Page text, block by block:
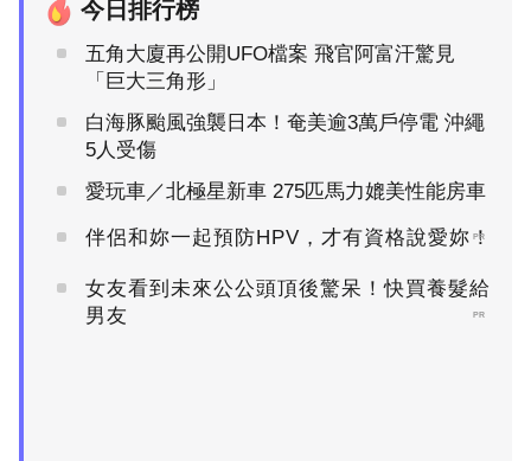
今日排行榜
五角大廈再公開UFO檔案 飛官阿富汗驚見
「巨大三角形」
白海豚颱風強襲日本！奄美逾3萬戶停電 沖繩
5人受傷
愛玩車／北極星新車 275匹馬力媲美性能房車
伴侶和妳一起預防HPV，才有資格說愛妳！
PR
女友看到未來公公頭頂後驚呆！快買養髮給
男友
PR